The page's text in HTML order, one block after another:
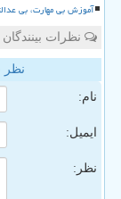
آموزش بی مهارت، بی
نظرات
نظر
نام:
ایمیل:
نظر: